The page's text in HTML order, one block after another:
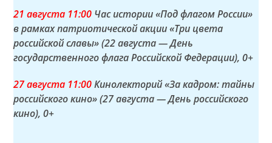
21 августа 11:00 Час истории «Под флагом России»
в рамках патриотической акции «Три цвета
российской славы» (22 августа — День
государственного флага Российской Федерации), 0+
27 августа 11:00Кинолекторий «За кадром: тайны
российского кино» (27 августа — День российского
кино), 0+